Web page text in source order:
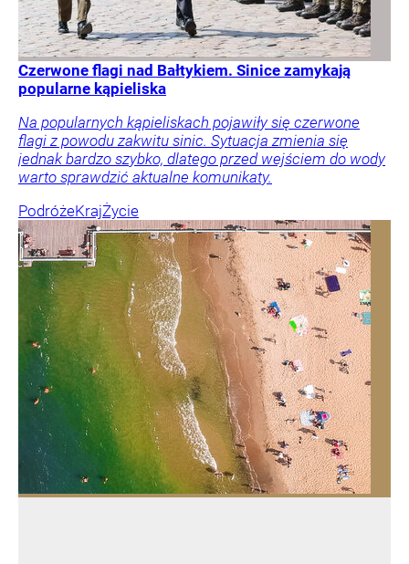
Czerwone flagi nad Bałtykiem. Sinice zamykają
popularne kąpieliska
Na popularnych kąpieliskach pojawiły się czerwone
flagi z powodu zakwitu sinic. Sytuacja zmienia się
jednak bardzo szybko, dlatego przed wejściem do wody
warto sprawdzić aktualne komunikaty.
PodróżeKrajŻycie